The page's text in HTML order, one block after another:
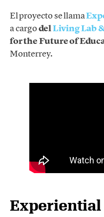
El proyecto se llama
a cargodelLiving Lab
for the Future of
Monterrey.
Experiential